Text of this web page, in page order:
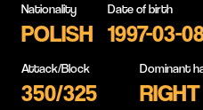
Nationality
POLISH
Date of birth
1997-03-
Attack/Block
350/325
Dominant
RIGHT